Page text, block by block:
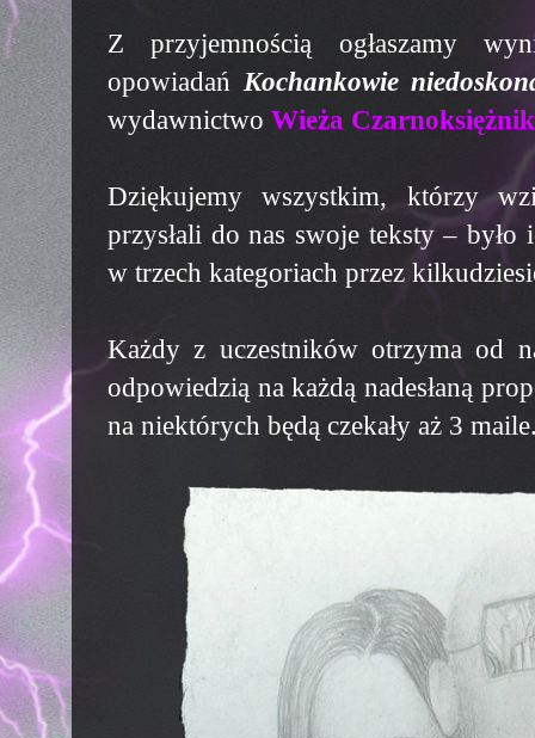
Z przyjemnością ogłaszamy
opowiadań Kochankowie
wydawnictwo Wieża
Dziękujemy wszystkim, którzy
przysłali do nas swoje teksty – było
w trzech kategoriach przez
Każdy z uczestników otrzyma od
odpowiedzią na każdą nadesłaną
na niektórych będą czekały aż 3